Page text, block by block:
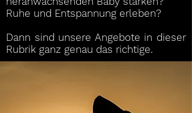
Ruhe und Entspannung erleben?
Dann sind unsere Angebote in dieser
Rubrik ganz genau das richtige.